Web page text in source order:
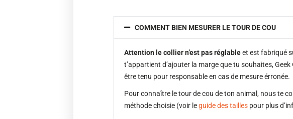
COMMENT BIEN MESURER LE TOUR DE COU
Attention le collier n’est pas réglableet est fabriqué
t’appartient d’ajouter la marge que tu souhaites,
être tenu pour responsable en cas de mesure érronée.
Pour connaître le tour de cou de ton animal, nous te
méthode choisie (voir leguide des tailles pour plus